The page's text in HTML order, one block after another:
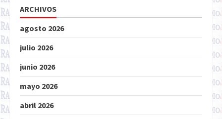
ARCHIVOS
agosto 2026
julio 2026
junio 2026
mayo 2026
abril 2026